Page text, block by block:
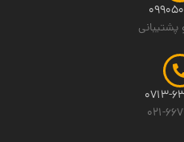
پشتیبانی
0713-
021-